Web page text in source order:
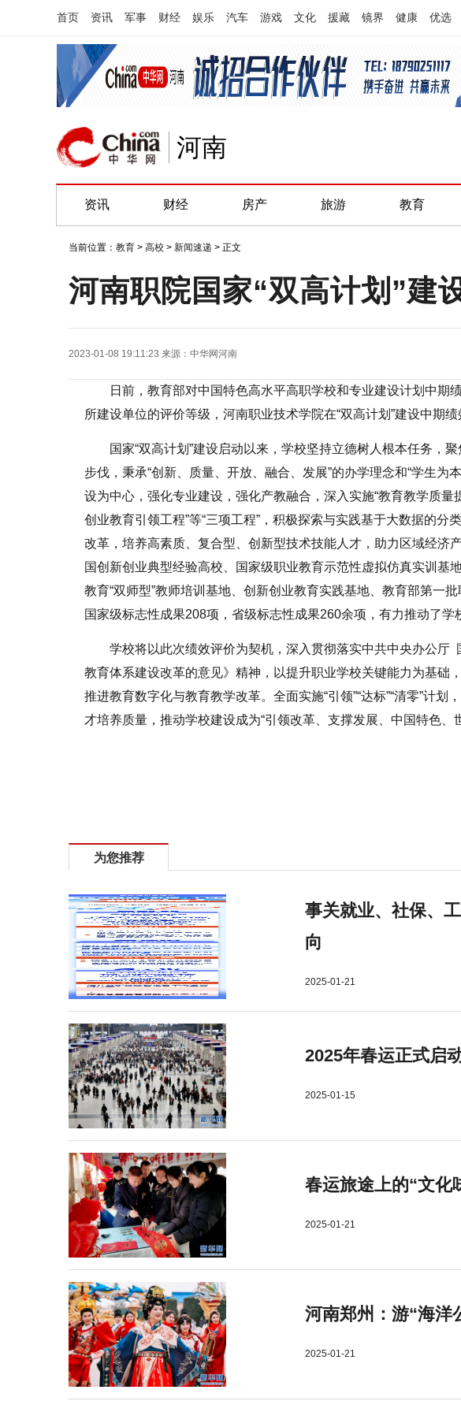
首页 资讯 军事 财经 娱乐 汽车 游戏 文化 援藏 镜界 健康 优选
河南
资讯 财经 房产 旅游 教育
当前位置： 教育 > 高校 > 新闻速递 > 正文
河南职院国家“双高计划”建
2023-01-08 19:11:23 来源： 中华网河南
日前，教育部对中国特色高水平高职学校和专业建设计划中期
所建设单位的评价等级，河南职业技术学院在“双高计划”建设中期绩
国家“双高计划”建设启动以来，学校坚持立德树人根本任务，
步伐，秉承“创新、质量、开放、融合、发展”的办学理念和“学生为
设为中心，强化专业建设，强化产教融合，深入实施“教育教学质
创业教育引领工程”等“三项工程”，积极探索与实践基于大数据的分
改革，培养高素质、复合型、创新型技术技能人才，助力区域经济
国创新创业典型经验高校、国家级职业教育示范性虚拟仿真实训基
教育“双师型”教师培训基地、创新创业教育实践基地、教育部第一
国家级标志性成果208项，省级标志性成果260余项，有力推动了学
学校将以此次绩效评价为契机，深入贯彻落实中共中央办公厅
教育体系建设改革的意见》 精神 ，以提升职业学校关键能力为基础
推进教育数字化与教育教学改革。全面实施“引领”“达标”“清零”计划
才培养质量，推动学校建设成为“引领改革、支撑发展、 中国特色
为您推荐
事关就业、社保、
向
2025-01-21
2025年春运正式启
2025-01-15
春运旅途上的“文化
2025-01-21
河南郑州：游“海洋
2025-01-21